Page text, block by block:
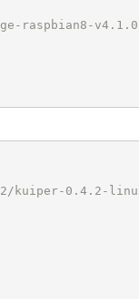
raspbian8-
kuiper-0.4.2-